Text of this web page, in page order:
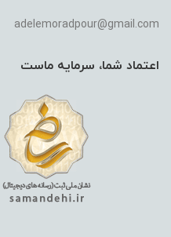
adelemoradpour@gmail.com
اعتماد شما، سرمایه ماست